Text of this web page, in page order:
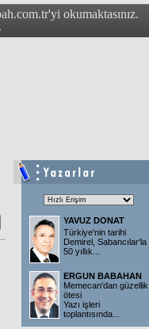
okumaktasınız.
YAVUZ DONAT
Türkiye'nin tarihi
Demirel, Sabancılar'la
50 yıllık
ERGUN BABAHAN
Memecan'dan güzellik
ötesi
Yazı işleri
toplantısında